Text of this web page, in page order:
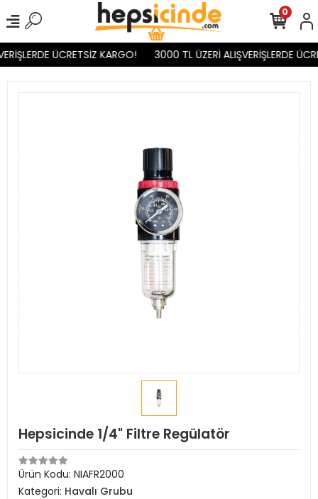
ÜCRETSİZ KARGO! 3000 TL ÜZERİ ALIŞVERİŞLERDE
0
Hepsicinde 1/4" Filtre Regülatör
Ürün Kodu: NIAFR2000
Kategori: Havalı Grubu